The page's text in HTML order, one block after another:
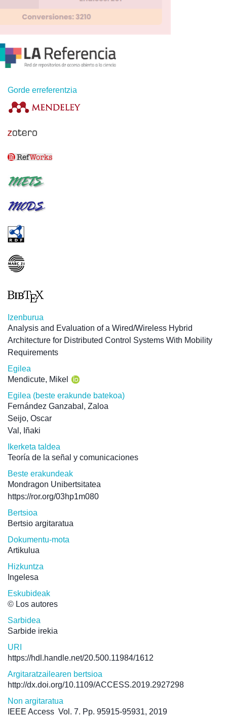
Gorde erreferentzia
Izenburua
Analysis and Evaluation of a Wired/Wireless Hybrid
Architecture for Distributed Control Systems With Mobility
Requirements
Egilea
Mendicute, Mikel
Egilea (beste erakunde batekoa)
Fernández Ganzabal, Zaloa
Seijo, Oscar
Val, Iñaki
Ikerketa taldea
Teoría de la señal y comunicaciones
Beste erakundeak
Mondragon Unibertsitatea
https://ror.org/03hp1m080
Bertsioa
Bertsio argitaratua
Dokumentu-mota
Artikulua
Hizkuntza
Ingelesa
Eskubideak
© Los autores
Sarbidea
Sarbide irekia
URI
https://hdl.handle.net/20.500.11984/1612
Argitaratzailearen bertsioa
http://dx.doi.org/10.1109/ACCESS.2019.2927298
Non argitaratua
IEEE Access Vol. 7. Pp. 95915-95931, 2019